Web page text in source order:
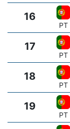
16
PT
17
PT
18
PT
19
PT